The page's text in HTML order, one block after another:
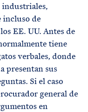
incluso de
EE. UU. Antes de
tiene
verbales, donde
presentan sus
Si el caso
general de
en